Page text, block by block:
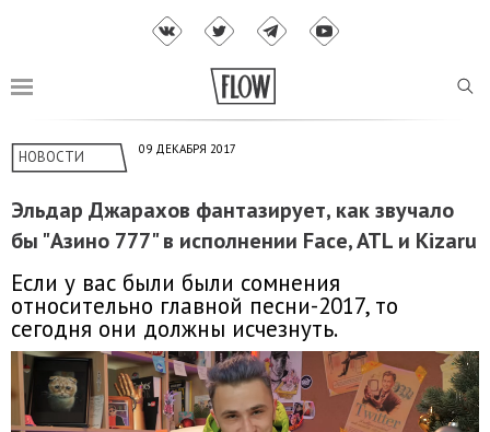
НОВОСТИ 09 ДЕКАБРЯ 2017
Эльдар Джарахов фантазирует, как звучало
бы "Азино 777" в исполнении Face, ATL и Kizaru
Если у вас были были сомнения
относительно главной песни-2017, то
сегодня они должны исчезнуть.